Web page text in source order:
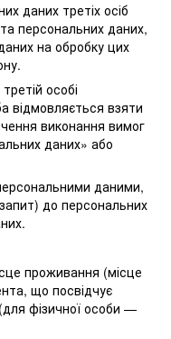
даних третіх осіб
персональних даних,
на обробку цих
особі
відмовляється взяти
виконання вимог
даних» або
даними,
до персональних
проживання (місце
що посвідчує
фізичної особи —